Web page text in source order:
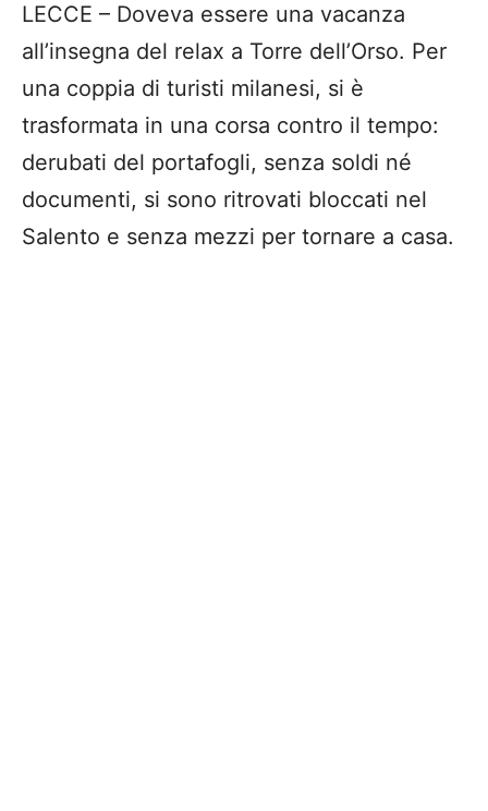
LECCE – Doveva essere una vacanza
all’insegna del relax a Torre dell’Orso. Per
una coppia di turisti milanesi, si è
trasformata in una corsa contro il tempo:
derubati del portafogli, senza soldi né
documenti, si sono ritrovati bloccati nel
Salento e senza mezzi per tornare a casa.